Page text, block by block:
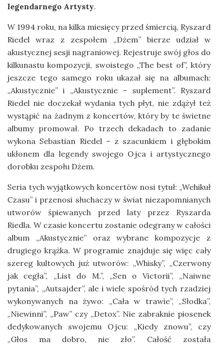
legendarnego Artysty.
W 1994 roku, na kilka miesięcy przed śmiercią, Ryszard
Riedel wraz z zespołem „Dżem” bierze udział w
akustycznej sesji nagraniowej. Rejestruje swój głos do
kilkunastu kompozycji, swoistego „The best of”, który
jeszcze tego samego roku ukazał się na albumach:
„Akustycznie” i „Akustycznie – suplement”. Ryszard
Riedel nie doczekał wydania tych płyt, nie zdążył też
wystąpić na żadnym z koncertów, który by te świetne
albumy promował. Po trzech dekadach to zadanie
wykona Sebastian Riedel – z szacunkiem i głębokim
ukłonem dla legendy swojego Ojca i artystycznego
dorobku zespołu Dżem.
Seria tych wyjątkowych koncertów nosi tytuł: „Wehikuł
Czasu” i przenosi słuchaczy w świat niezapomnianych
utworów śpiewanych przed laty przez Ryszarda
Riedla. W czasie koncertu zostanie odegrany w całości
album „Akustycznie” oraz wybrane kompozycje z
drugiego krążka. W programie znajduje się więc cały
szereg kultowych już utworów: „Whisky”, „Czerwony
jak cegła”, „List do M.”, „Sen o Victorii”, „Naiwne
pytania”, „Autsajder”, ale i wiele spośród tych rzadziej
wykonywanych na żywo: „Cała w trawie”, „Słodka”,
„Niewinni”, „Paw” czy „Detox”. Nie zabraknie piosenek
dedykowanych swojemu Ojcu: „Kiedy znowu”, czy
„Głos ma dobro, nie zło”. Całość została